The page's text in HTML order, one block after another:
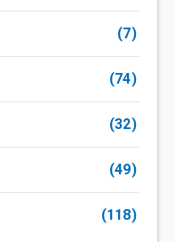
(7)
(74)
(32)
(49)
(118)